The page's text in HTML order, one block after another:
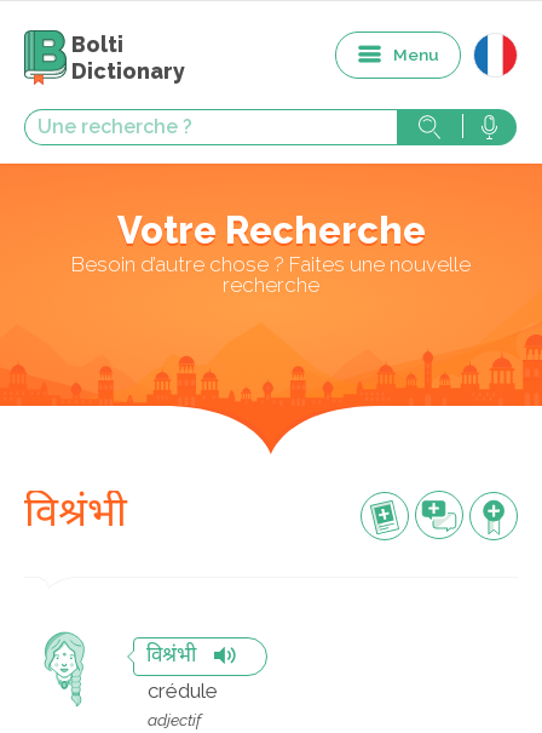
Bolti
Dictionary
Menu
Votre Recherche
Besoin d’autre chose ? Faites une nouvelle
recherche
विश्रंभी
विश्रंभी
crédule
adjectif